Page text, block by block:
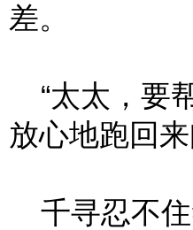
差。
“太太，要
放心地跑回来
千寻忍不住